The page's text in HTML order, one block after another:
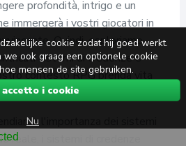
profondità, intrigo e un
immergerà i vostri giocatori in
Quindi, esploriamo
sistemi di credenze e
contesto RPG prenda vita
di immersione!
l'importanza dei sistemi
reale, i sistemi di credenze
cookie zodat hij goed werkt.
ook graag een optionele cookie
mensen de site gebruiken.
accetto i cookie
Nu